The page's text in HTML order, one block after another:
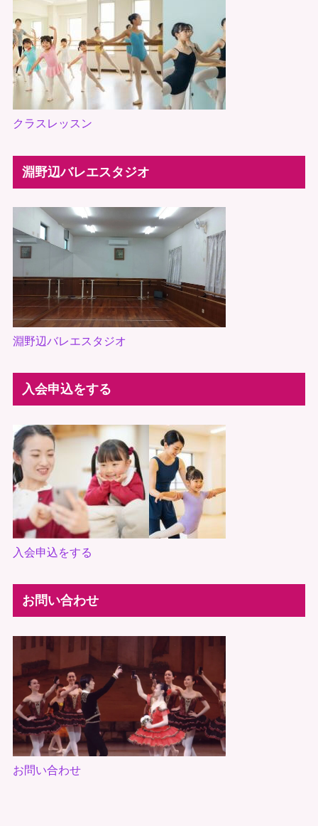
クラスレッスン
淵野辺バレエスタジオ
淵野辺バレエスタジオ
入会申込をする
入会申込をする
お問い合わせ
お問い合わせ